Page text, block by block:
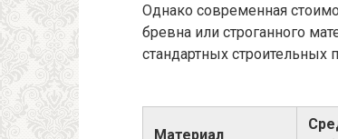
Однако современная
бревна или строганного
стандартных строительных
Материал